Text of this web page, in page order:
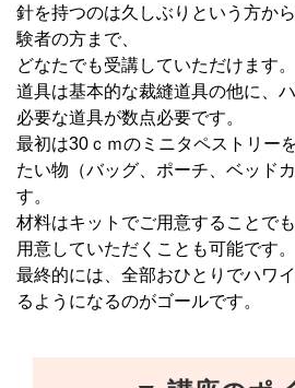
針を持つのは久しぶりという方か
験者の方まで、
どなたでも受講していただけます。
道具は基本的な裁縫道具の他に、
必要な道具が数点必要です。
最初は30ｃｍのミニタペストリー
たい物（バッグ、ポーチ、ベッド
す。
材料はキットでご用意することで
用意していただくことも可能です。
最終的には、全部おひとりでハワ
るようになるのがゴールです。